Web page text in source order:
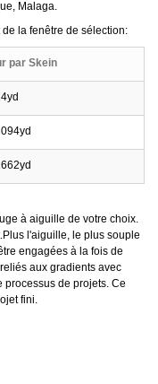
Malaga.
la fenêtre de sélection:
par Skein
à aiguille de votre choix.
l'aiguille, le plus souple
engagées à la fois de
aux gradients avec
processus de projets. Ce
fini.